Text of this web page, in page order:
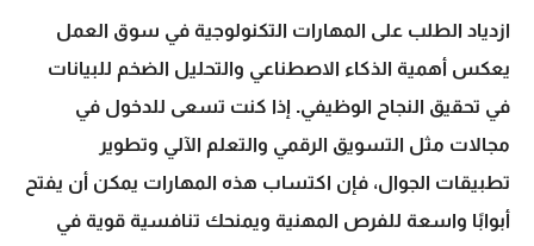
ازدياد الطلب على المهارات التكنولوجية في سوق العمل
يعكس أهمية الذكاء الاصطناعي والتحليل الضخم للبيانات
في تحقيق النجاح الوظيفي. إذا كنت تسعى للدخول في
مجالات مثل التسويق الرقمي والتعلم الآلي وتطوير
تطبيقات الجوال، فإن اكتساب هذه المهارات يمكن أن يفتح
أبوابًا واسعة للفرص المهنية ويمنحك تنافسية قوية في